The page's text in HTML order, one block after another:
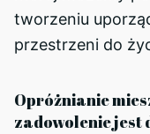
tworzeniu
przestrzeni do
Opróżnianie
zadowolenie jest